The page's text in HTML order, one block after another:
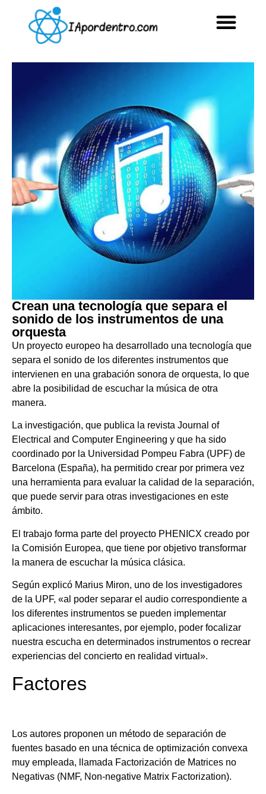
Crean una tecnología que separa el
sonido de los instrumentos de una
orquesta
Un proyecto europeo ha desarrollado una tecnología que
separa el sonido de los diferentes instrumentos que
intervienen en una grabación sonora de orquesta, lo que
abre la posibilidad de escuchar la música de otra
manera.
La investigación, que publica la revista Journal of
Electrical and Computer Engineering y que ha sido
coordinado por la Universidad Pompeu Fabra (UPF) de
Barcelona (España), ha permitido crear por primera vez
una herramienta para evaluar la calidad de la separación,
que puede servir para otras investigaciones en este
ámbito.
El trabajo forma parte del proyecto PHENICX creado por
la Comisión Europea, que tiene por objetivo transformar
la manera de escuchar la música clásica.
Según explicó Marius Miron, uno de los investigadores
de la UPF, «al poder separar el audio correspondiente a
los diferentes instrumentos se pueden implementar
aplicaciones interesantes, por ejemplo, poder focalizar
nuestra escucha en determinados instrumentos o recrear
experiencias del concierto en realidad virtual».
Factores
Los autores proponen un método de separación de
fuentes basado en una técnica de optimización convexa
muy empleada, llamada Factorización de Matrices no
Negativas (NMF, Non-negative Matrix Factorization).